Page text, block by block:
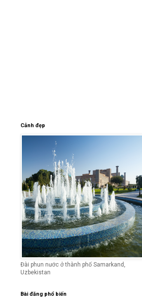
Cảnh đẹp
Đài phun nước ở thành phố Samarkand,
Uzbekistan
Bài đăng phổ biến